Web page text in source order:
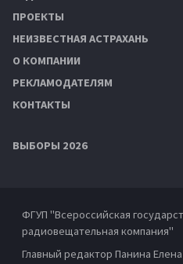
ПРОЕКТЫ
НЕИЗВЕСТНАЯ АСТРАХАНЬ
О КОМПАНИИ
РЕКЛАМОДАТЕЛЯМ
КОНТАКТЫ
ВЫБОРЫ 2026
ФГУП "Всероссийская
радиовещательная компания"
Главный редактор Панина